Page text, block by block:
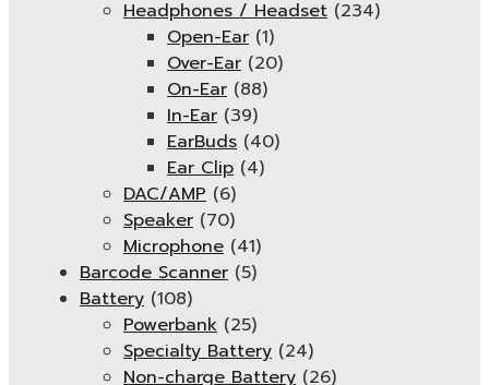
Headphones / Headset (234)
Open-Ear (1)
Over-Ear (20)
On-Ear (88)
In-Ear (39)
EarBuds (40)
Ear Clip (4)
DAC/AMP (6)
Speaker (70)
Microphone (41)
Barcode Scanner (5)
Battery (108)
Powerbank (25)
Specialty Battery (24)
Non-charge Battery (26)